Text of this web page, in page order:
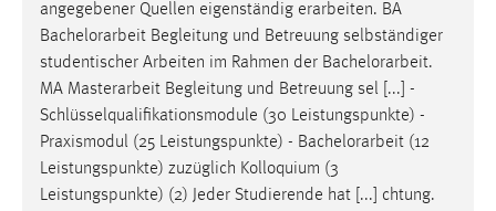
angegebener Quellen eigenständig erarbeiten. BA
Bachelorarbeit Begleitung und Betreuung selbständiger
studentischer Arbeiten im Rahmen der Bachelorarbeit.
MA Masterarbeit Begleitung und Betreuung sel [...] -
Schlüsselqualifikationsmodule (30 Leistungspunkte) -
Praxismodul (25 Leistungspunkte) - Bachelorarbeit (12
Leistungspunkte) zuzüglich Kolloquium (3
Leistungspunkte) (2) Jeder Studierende hat [...] chtung.
Name:
MibewSessionID, MIBEW_UserID, mibew_locale, mibew-
chat-frame-style-5e9dbeb1811c0446
Zweck:
Wird benötigt um die Chatfunktion nutzen zu können.
Cookie Laufzeit:
MibewSessionID, mibew-chat-frame-style-